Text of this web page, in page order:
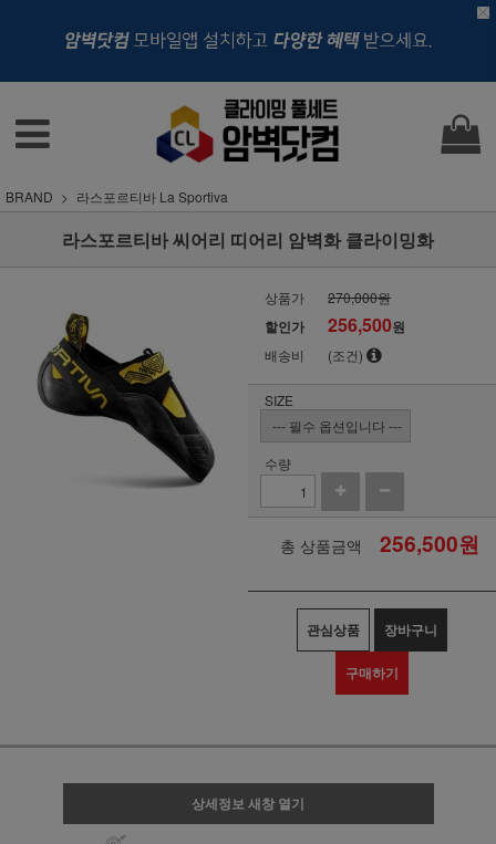
BRAND 라스포르티바 La Sportiva
라스포르티바 씨어리 띠어리 암벽화 클라이밍화
상품가 270,000원
할인가 256,500원
배송비 (조건)
SIZE
수량
총 상품금액 256,500원
관심상품 장바구니
구매하기
상세정보 새창 열기